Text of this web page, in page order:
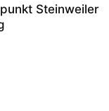
Steinweiler